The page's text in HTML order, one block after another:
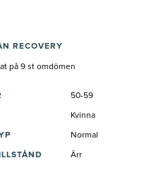
RECOVERY
på 9 st omdömen
50-59
Kvinna
Normal
Ärr